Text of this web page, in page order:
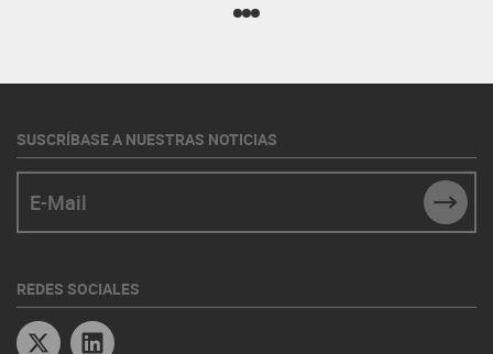
SUSCRÍBASE A NUESTRAS NOTICIAS
REDES SOCIALES
Twitter